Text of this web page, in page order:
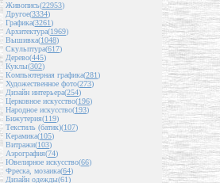
Живопись(22953)
Другое(3334)
Графика(3261)
Архитектура(1969)
Вышивка(1048)
Скульптура(617)
Дерево(445)
Куклы(302)
Компьютерная графика(281)
Художественное фото(273)
Дизайн интерьера(254)
Церковное искусство(196)
Народное искусство(193)
Бижутерия(119)
Текстиль (батик)(107)
Керамика(105)
Витражи(103)
Аэрография(74)
Ювелирное искусство(66)
Фреска, мозаика(64)
Дизайн одежды(61)